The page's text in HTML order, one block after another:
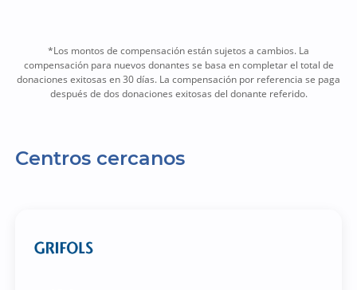
*Los montos de compensación están sujetos a cambios. La
compensación para nuevos donantes se basa en completar el total de
donaciones exitosas en 30 días. La compensación por referencia se paga
después de dos donaciones exitosas del donante referido.
Centros cercanos